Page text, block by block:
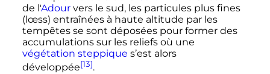
de l'Adourvers le sud, les particules plus fines
(lœss) entraînées à haute altitude par les
tempêtes se sont déposées pour former des
accumulations sur les reliefs où une
végétation steppique s’est alors
développée[13].